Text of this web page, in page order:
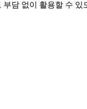
담 없이 활용할 수 있